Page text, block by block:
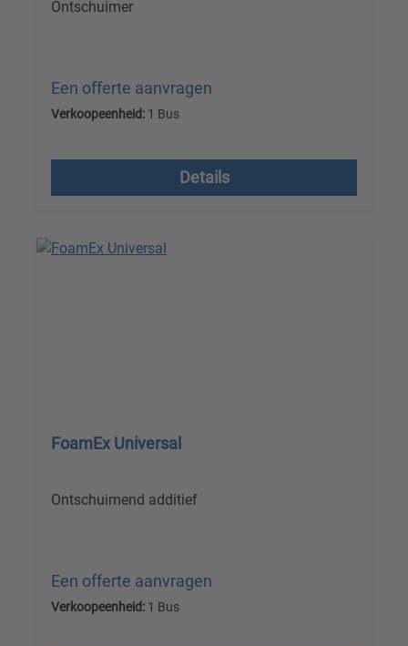
Ontschuimer
Een offerte aanvragen
Verkoopeenheid: 1 Bus
Details
FoamEx Universal
Ontschuimend additief
Een offerte aanvragen
Verkoopeenheid: 1 Bus